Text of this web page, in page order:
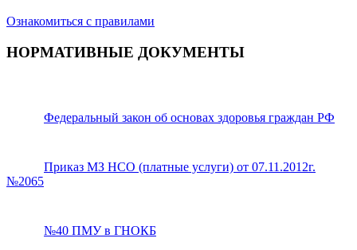
Ознакомиться с правилами
НОРМАТИВНЫЕ ДОКУМЕНТЫ
Федеральный закон об основах здоровья граждан РФ
Приказ МЗ НСО (платные услуги) от 07.11.2012г.
№2065
№40 ПМУ в ГНОКБ